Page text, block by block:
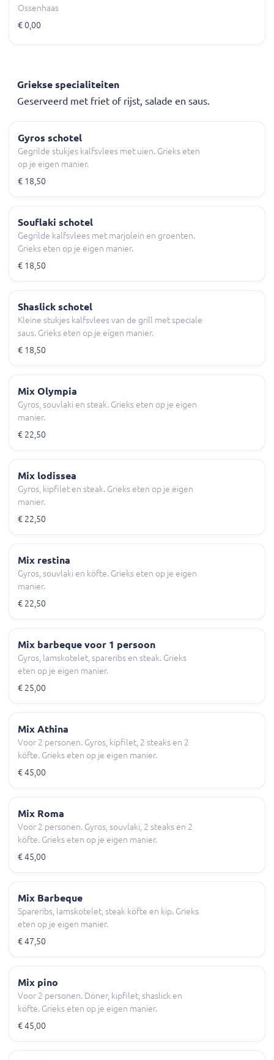
Ossenhaas
€ 0,00
Griekse specialiteiten
Geserveerd met friet of rijst, salade en saus.
Gyros schotel
Gegrilde stukjes kalfsvlees met uien. Grieks eten
op je eigen manier.
€ 18,50
Souflaki schotel
Gegrilde kalfsvlees met marjolein en groenten.
Grieks eten op je eigen manier.
€ 18,50
Shaslick schotel
Kleine stukjes kalfsvlees van de grill met speciale
saus. Grieks eten op je eigen manier.
€ 18,50
Mix Olympia
Gyros, souvlaki en steak. Grieks eten op je eigen
manier.
€ 22,50
Mix lodissea
Gyros, kipfilet en steak. Grieks eten op je eigen
manier.
€ 22,50
Mix restina
Gyros, souvlaki en köfte. Grieks eten op je eigen
manier.
€ 22,50
Mix barbeque voor 1 persoon
Gyros, lamskotelet, spareribs en steak. Grieks
eten op je eigen manier.
€ 25,00
Mix Athina
Voor 2 personen. Gyros, kipfilet, 2 steaks en 2
köfte. Grieks eten op je eigen manier.
€ 45,00
Mix Roma
Voor 2 personen. Gyros, souvlaki, 2 steaks en 2
köfte. Grieks eten op je eigen manier.
€ 45,00
Mix Barbeque
Spareribs, lamskotelet, steak köfte en kip. Grieks
eten op je eigen manier.
€ 47,50
Mix pino
Voor 2 personen. Döner, kipfilet, shaslick en
köfte. Grieks eten op je eigen manier.
€ 45,00